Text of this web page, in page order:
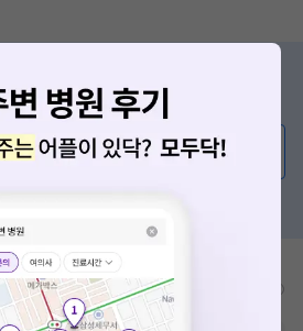
, 궁금한 점이 있나요?
가 직접 답해드려요!
요
비급여/급여 진료란?